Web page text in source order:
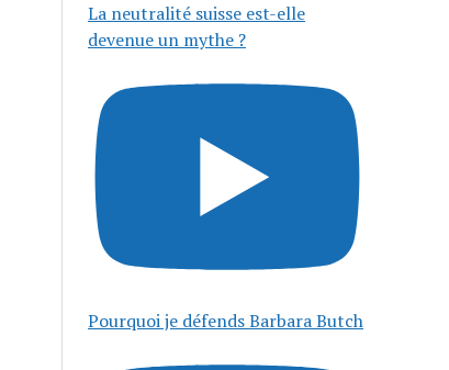
La neutralité suisse est-elle
devenue un mythe ?
Pourquoi je défends Barbara Butch